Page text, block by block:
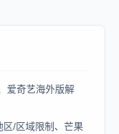
爱奇艺海外版解
区/区域限制、芒果